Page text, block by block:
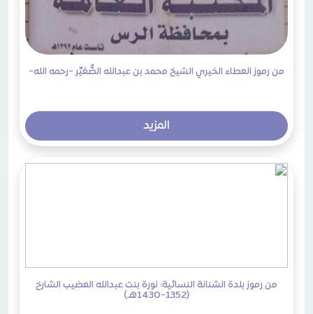
من رموز العطاء الخيري الشيخ محمد بن عبدالله الصُّغيِّر -رحمه الله-
المزيد
من رموز بلدة الشنانة النسائية: نورة بنت عبدالله العضيب الشارخ
(1352-1430هـ)